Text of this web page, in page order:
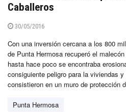
Caballeros
30/05/2016
Con una inversión cercana a los 800
de Punta Hermosa recuperó el
hasta hace poco se encontraba
consiguiente peligro para la viviendas
consistieron en un muro de protección
Punta Hermosa